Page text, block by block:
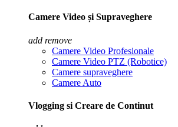
Camere Video și Supraveghere
add remove
Camere Video Profesionale
Camere Video PTZ (Robotice)
Camere supraveghere
Camere Auto
Vlogging si Creare de Continut